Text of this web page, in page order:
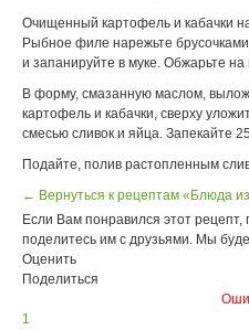
Очищенный картофель и кабачки
Рыбное филе нарежьте
и запанируйте в муке. Обжарьте на
В форму, смазанную маслом,
картофель и кабачки, сверху
смесью сливок и яйца. Запекайте
Подайте, полив растопленным
← Вернуться к рецептам «Блюда
Если Вам понравился этот рецепт,
поделитесь им с друзьями. Мы
Оценить
Поделиться
1